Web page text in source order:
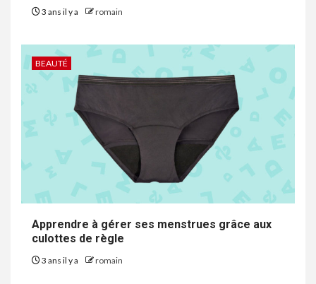
3 ans il y a romain
BEAUTÉ
Apprendre à gérer ses menstrues grâce aux
culottes de règle
3 ans il y a romain